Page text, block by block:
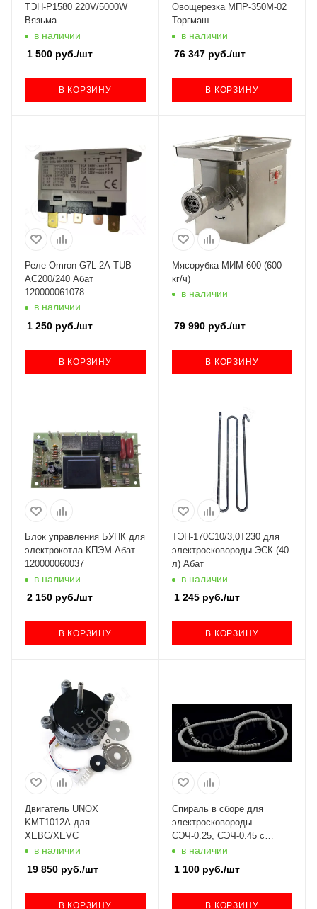
ТЭН-Р1580 220V/5000W
Вязьма
в наличии
1 500 руб./шт
В КОРЗИНУ
Овощерезка МПР-350М-02
Торгмаш
в наличии
76 347руб./шт
В КОРЗИНУ
Реле Omron G7L-2A-TUB
AC200/240 Абат
120000061078
в наличии
1 250 руб./шт
В КОРЗИНУ
Мясорубка МИМ-600 (600
кг/ч)
в наличии
79 990руб./шт
В КОРЗИНУ
Блок управления БУПК для
электрокотла КПЭМ Абат
120000060037
в наличии
2 150 руб./шт
В КОРЗИНУ
ТЭН-170С10/3,0Т230 для
электросковороды ЭСК (40
л) Абат
в наличии
1 245руб./шт
В КОРЗИНУ
Двигатель UNOX
KMT1012A для
XEBC/XEVC
в наличии
19 850 руб./шт
В КОРЗИНУ
Спираль в сборе для
электросковороды
СЭЧ-0.25, СЭЧ-0.45 с
изоляторами
в наличии
1 100руб./шт
В КОРЗИНУ